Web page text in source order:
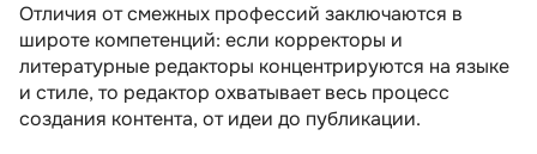
Отличия от смежных профессий заключаются в
широте компетенций: если корректоры и
литературные редакторы концентрируются на языке
и стиле, то редактор охватывает весь процесс
создания контента, от идеи до публикации.